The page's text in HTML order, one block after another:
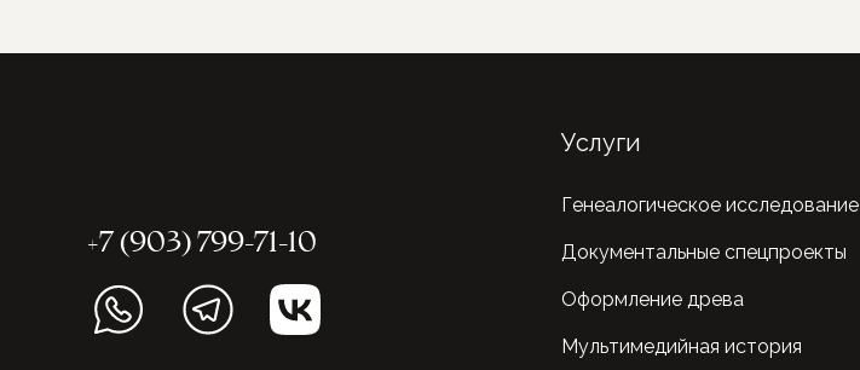
+7 (903) 799-71-10
Услуги
Генеалогическое исследование
Документальные спецпроекты
Оформление древа
Мультимедийная история